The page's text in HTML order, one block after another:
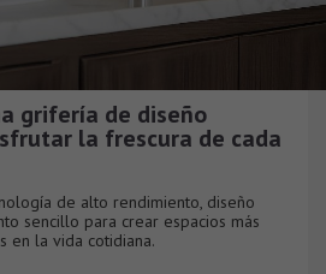
grifería de diseño
la frescura de cada
de alto rendimiento, diseño
sencillo para crear espacios más
en la vida cotidiana.